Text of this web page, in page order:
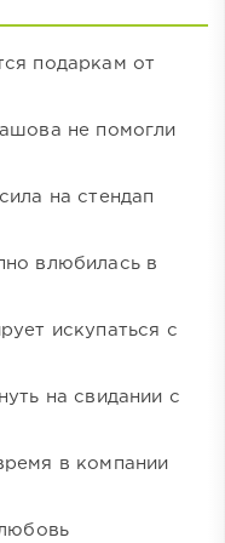
подаркам от
не помогли
на стендап
влюбилась в
искупаться с
на свидании с
в компании